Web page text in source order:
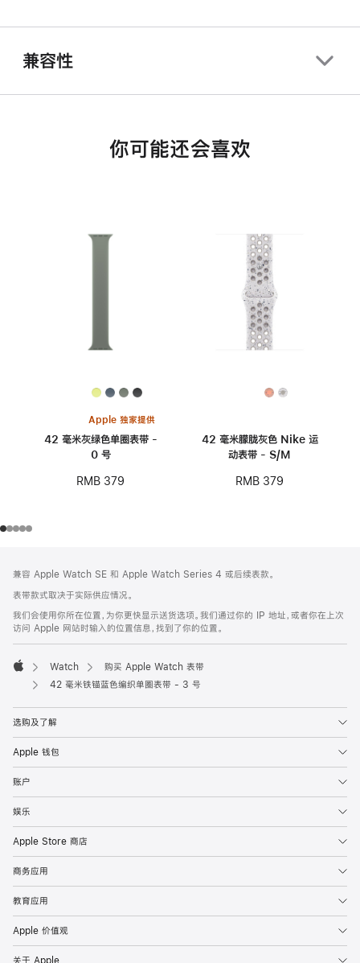
兼容性
你可能还会喜欢
Apple 独家提供
42 毫米灰绿色单圈表带 -
0 号
RMB 379
42 毫米朦胧灰色 Nike 运
动表带 - S/M
RMB 379
页
页
脚
注
兼容 Apple Watch SE 和 Apple Watch Series 4 或后续表款。
表带款式取决于实际供应情况。
我们会使用你所在位置，为你更快显示送货选项。我们通过你的 IP 地址，或者你在上次
访问 Apple 网站时输入的位置信息，找到了你的位置。
Apple
Watch
购买 Apple Watch 表带
42 毫米铁锚蓝色编织单圈表带 - 3 号
选购及了解
Apple 钱包
账户
娱乐
Apple Store 商店
商务应用
教育应用
Apple 价值观
关于 Apple